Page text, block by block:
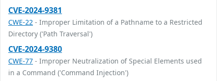
CVE-2024-9381
CWE-22 - Improper Limitation of a Pathname to a Restricted
Directory ('Path Traversal')
CVE-2024-9380
CWE-77 - Improper Neutralization of Special Elements used
in a Command ('Command Injection')